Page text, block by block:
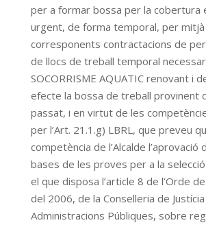
per a formar bossa per la cobertura
urgent, de forma temporal, per
corresponents contractacions de
de llocs de treball temporal
SOCORRISME AQUATIC renovant i
efecte la bossa de treball provinent
passat, i en virtut de les
per l’Art. 21.1.g) LBRL, que preveu
competència de l’Alcalde l’aprovació
bases de les proves per a la
el que disposa l’article 8 de l’Orde
del 2006, de la Conselleria de Justícia
Administracions Públiques, sobre